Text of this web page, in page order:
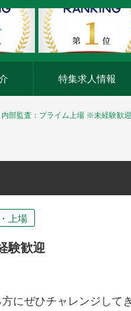
ャパン
特集求人情報
内部監査：プライム上場 ※未経験歓迎
上場
験歓迎
にぜひチャレンジして